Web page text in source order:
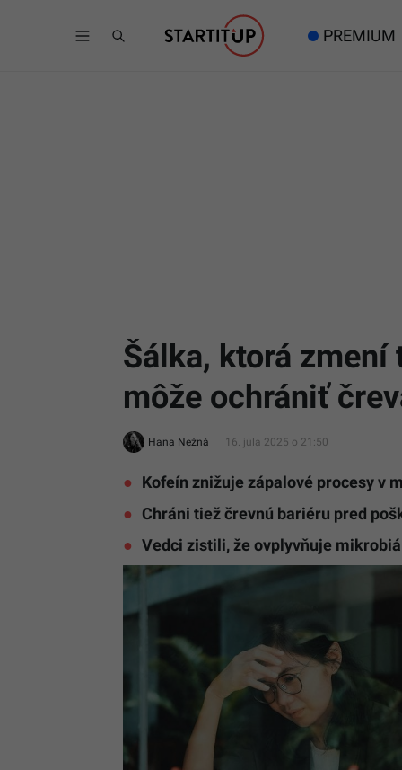
PREMIUM
Šálka, ktorá zmení
môže ochrániť
Hana Nežná 16. júla 2025 o 21:50
Kofeín znižuje zápalové procesy v
Chráni tiež črevnú bariéru pred
Vedci zistili, že ovplyvňuje